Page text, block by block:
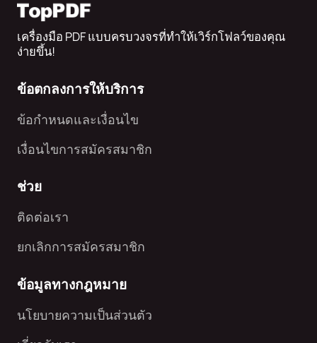
เครื่องมือ PDF แบบครบวงจรที่ทำให้เวิร์กโฟลว์ของคุณ
ง่ายขึ้น!
ข้อตกลงการให้บริการ
ข้อกำหนดและเงื่อนไข
เงื่อนไขการสมัครสมาชิก
ช่วย
ติดต่อเรา
ยกเลิกการสมัครสมาชิก
ข้อมูลทางกฎหมาย
นโยบายความเป็นส่วนตัว